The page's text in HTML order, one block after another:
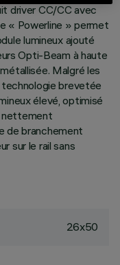
driver CC/CC avec
« Powerline » permet
lumineux ajouté
Opti-Beam à haute
Malgré les
brevetée
élevé, optimisé
nettement
de branchement
sur le rail sans
26x50